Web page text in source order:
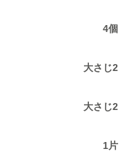
4個
大さじ2
大さじ2
1片